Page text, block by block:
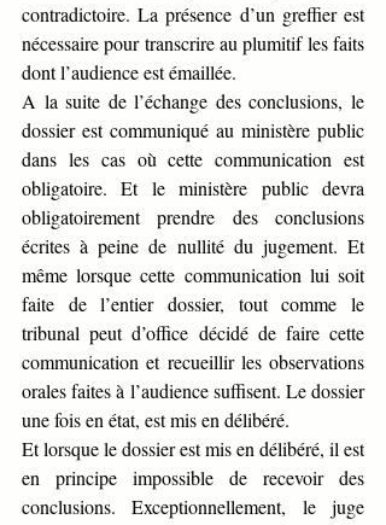
contradictoire. La présence d’un greffier est
nécessaire pour transcrire au plumitif les faits
dont l’audience est émaillée.
A la suite de l’échange des conclusions, le
dossier est communiqué au ministère public
dans les cas où cette communication est
obligatoire. Et le ministère public devra
obligatoirement prendre des conclusions
écrites à peine de nullité du jugement. Et
même lorsque cette communication lui soit
faite de l’entier dossier, tout comme le
tribunal peut d’office décidé de faire cette
communication et recueillir les observations
orales faites à l’audience suffisent. Le dossier
une fois en état, est mis en délibéré.
Et lorsque le dossier est mis en délibéré, il est
en principe impossible de recevoir des
conclusions. Exceptionnellement, le juge